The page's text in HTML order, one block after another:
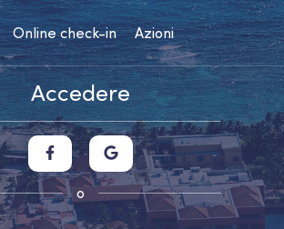
Online check-in Azioni
Accedere
o